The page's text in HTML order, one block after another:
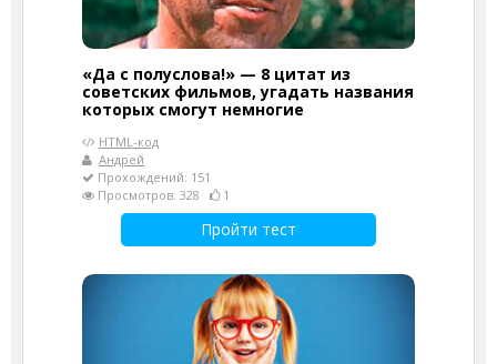
«Да с полуслова!» — 8 цитат из
советских фильмов, угадать названия
которых смогут немногие
HTML-код
Андрей
Прохождений: 151
Просмотров: 328
1
Пройти тест